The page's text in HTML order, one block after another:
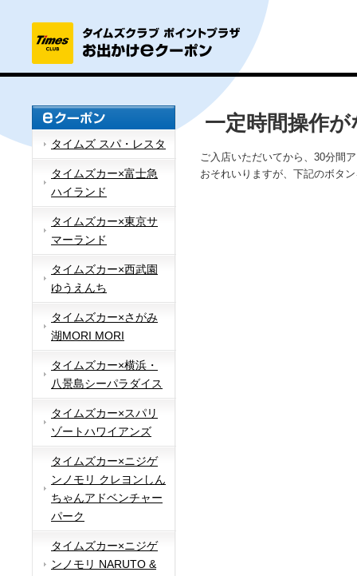
タイムズ スパ・レスタ
タイムズカー×富士急
ハイランド
タイムズカー×東京サ
マーランド
タイムズカー×西武園
ゆうえんち
タイムズカー×さがみ
湖MORI MORI
タイムズカー×横浜・
八景島シーパラダイス
タイムズカー×スパリ
ゾートハワイアンズ
タイムズカー×ニジゲ
ンノモリ クレヨンしん
ちゃんアドベンチャー
パーク
タイムズカー×ニジゲ
ンノモリ NARUTO &
一定時間操作
ご入店いただいてから、30分間
おそれいりますが、下記のボタ